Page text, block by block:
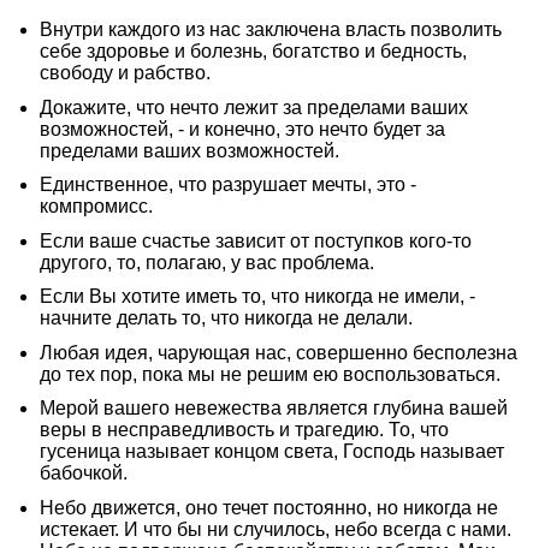
Внутри каждого из нас заключена власть позволить
себе здоровье и болезнь, богатство и бедность,
свободу и рабство.
Докажите, что нечто лежит за пределами ваших
возможностей, - и конечно, это нечто будет за
пределами ваших возможностей.
Единственное, что разрушает мечты, это -
компромисс.
Если ваше счастье зависит от поступков кого-то
другого, то, полагаю, у вас проблема.
Если Вы хотите иметь то, что никогда не имели, -
начните делать то, что никогда не делали.
Любая идея, чарующая нас, совершенно бесполезна
до тех пор, пока мы не решим ею воспользоваться.
Мерой вашего невежества является глубина вашей
веры в несправедливость и трагедию. То, что
гусеница называет концом света, Господь называет
бабочкой.
Небо движется, оно течет постоянно, но никогда не
истекает. И что бы ни случилось, небо всегда с нами.